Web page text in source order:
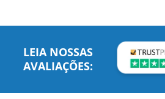
LEIA NOSSAS
AVALIAÇÕES: